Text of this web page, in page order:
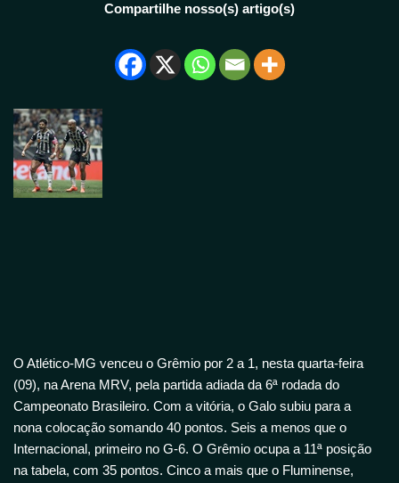
Compartilhe nosso(s) artigo(s)
O Atlético-MG venceu o Grêmio por 2 a 1, nesta quarta-feira
(09), na Arena MRV, pela partida adiada da 6ª rodada do
Campeonato Brasileiro. Com a vitória, o Galo subiu para a
nona colocação somando 40 pontos. Seis a menos que o
Internacional, primeiro no G-6. O Grêmio ocupa a 11ª posição
na tabela, com 35 pontos. Cinco a mais que o Fluminense,